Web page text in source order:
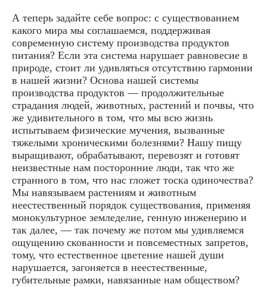
А теперь задайте себе вопрос: с существованием
какого мира мы соглашаемся, поддерживая
современную систему производства продуктов
питания? Если эта система нарушает равновесие в
природе, стоит ли удивляться отсутствию гармонии
в нашей жизни? Основа нашей системы
производства продуктов — продолжительные
страдания людей, животных, растений и почвы, что
же удивительного в том, что мы всю жизнь
испытываем физические мучения, вызванные
тяжелыми хроническими болезнями? Нашу пищу
выращивают, обрабатывают, перевозят и готовят
неизвестные нам посторонние люди, так что же
странного в том, что нас гложет тоска одиночества?
Мы навязываем растениям и животным
неестественный порядок существования, применяя
монокультурное земледелие, генную инженерию и
так далее, — так почему же потом мы удивляемся
ощущению скованности и повсеместных запретов,
тому, что естественное цветение нашей души
нарушается, загоняется в неестественные,
губительные рамки, навязанные нам обществом?